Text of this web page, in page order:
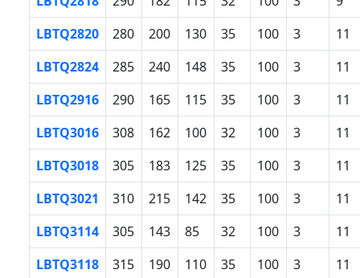
LBTQ2820
280 200 130 35 100 3
11
LBTQ2824
285 240 148 35 100 3
11
LBTQ2916
290 165 115 35 100 3
11
LBTQ3016
308 162 100 32 100 3
11
LBTQ3018
305 183 125 35 100 3
11
LBTQ3021
310 215 142 35 100 3
11
LBTQ3114
305 143 85 32 100 3
11
LBTQ3118
315 190 110 35 100 3
11